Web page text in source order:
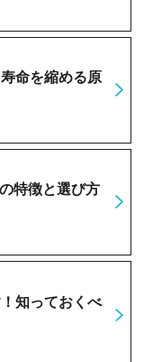
命を縮める原
特徴と選び方
知っておくべ